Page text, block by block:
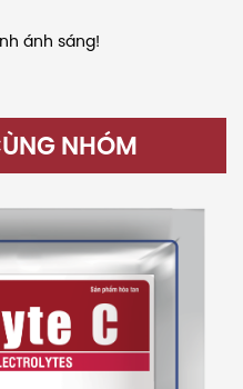
ánh sáng!
NHÓM